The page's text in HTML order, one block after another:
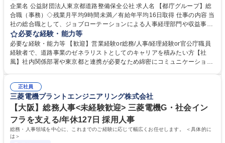
駅近5分以内
資格取得手当あり 食事補助あり
企業名 公益財団法人東京都道路整備保全公社 求人名 【都庁グループ】総
合職（事務）◇残業月平均9時間未満／有給年平均16日取得 仕事の内容 当
社の総合職として、ジョブローテーションによる人事経理部門や収益事業
等のフロント部門の部署等幅広い部署での業務をお任せいたします。研修
制度やキャリア支援が充実しております！ ※下記業務詳細 【業務詳細】■
管理部門：広報、人事、経理など当公社の運営に係る管理業務 ■収益部
門：駐車場の新規開拓、管理運営、新宿駅西口広場の「イベントコーナ
道路施設や道路工事現場の見学ツアー事業 ※入社後は上記いずれかの部門
へ配属。※業務内容変更の範囲：会社の定める業務 募集職種 【都庁グル
ープ】総合職（事務）◇残業月平均9時間未満／有給年平均16日取得
必要な経験・能力等
必要な経験・能力等 【歓迎】営業経験or総務/人事/経理経験or官公庁職員
経験者で、道路事業のゼネラリストとしてのキャリアを積みたい方【社
風】社内関係部署や東京都と連携が必要なため綿密にコミュニケーション
部門など多岐に渡る業務を経験できます。 ■様々なプロジェクト：駐車場
事業の他、新宿駅西口広場内に設置された照明を兼ねた広告「ブライトサ
イン」の管理運営を行うなど、事業収益を生み出す活動を積極的に行って
います。 学歴・資格 学歴：大学院 大学 高専 短大 専修学校 高校 語学力：
資格：
正社員
三菱電機プラントエンジニアリング株式会社
【大阪】総務人事<未経験歓迎> 三菱電機G・社会イン
フラを支える/年休127日 採用人事
総務・人事領域を中心に、これまでのご経験に応じて幅広くお任せします。 ＜具体的に
は＞